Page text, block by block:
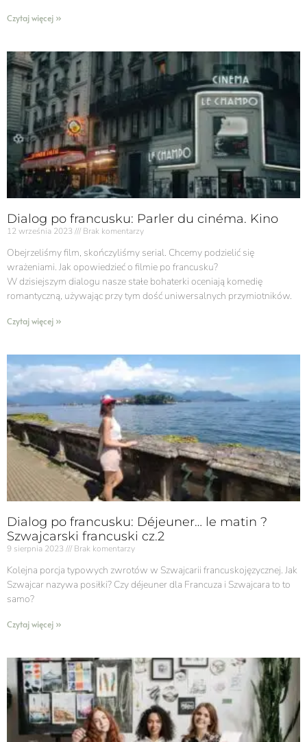
Czytaj więcej »
Dialog po francusku: Parler du cinéma. Kino
12 września 2023 Brak komentarzy
Obejrzeliśmy film, skończyliśmy serial. Chcemy podzielić się
wrażeniami. Jak opowiedzieć o filmie po francusku?
W dzisiejszym dialogu nasze stałe bohaterki oceniają komedię
romantyczną, używając przy tym dość uniwersalnych przymiotników.
Czytaj więcej »
Dialog po francusku: Déjeuner… le matin ?
Szwajcarski francuski cz.2
9 sierpnia 2023 Brak komentarzy
Kolejna porcja typowych zwrotów w Szwajcarii francuskojęzycznej. Jak
Szwajcar nazywa posiłki? Czy déjeuner dla Francuza i Szwajcara to to
samo?
Czytaj więcej »